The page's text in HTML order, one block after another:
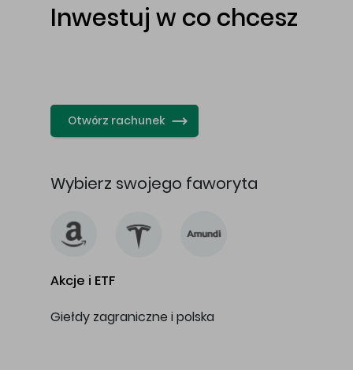
Inwestuj w co chcesz
Otwórz rachunek
Wybierz swojego faworyta
Akcje i ETF
Giełdy zagraniczne i polska